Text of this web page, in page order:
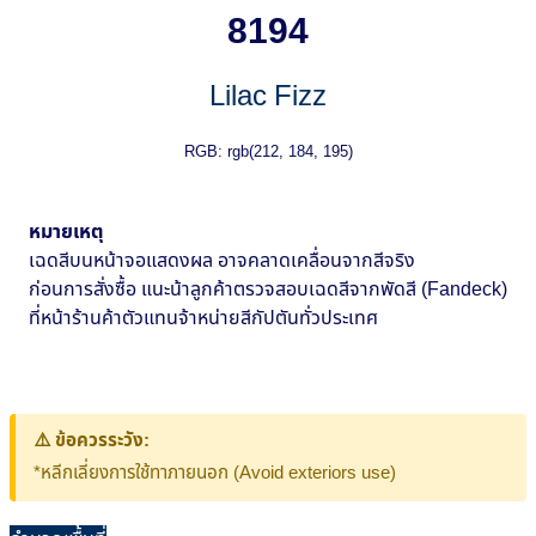
8194
Lilac Fizz
RGB: rgb(212, 184, 195)
หมายเหตุ
เฉดสีบนหน้าจอแสดงผล อาจคลาดเคลื่อนจากสีจริง
ก่อนการสั่งซื้อ แนะน้าลูกค้าตรวจสอบเฉดสีจากพัดสี (Fandeck)
ที่หน้าร้านค้าตัวแทนจ้าหน่ายสีกัปตันทั่วประเทศ
⚠️ ข้อควรระวัง:
*หลีกเลี่ยงการใช้ทาภายนอก (Avoid exteriors use)